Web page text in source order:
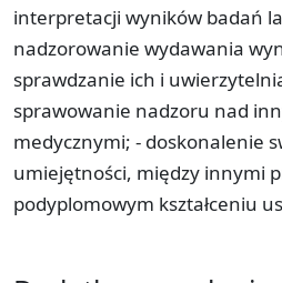
interpretacji wyników badań
nadzorowanie wydawania
sprawdzanie ich i
sprawowanie nadzoru nad
medycznymi; - doskonalenie
umiejętności, między innymi
podyplomowym kształceniu